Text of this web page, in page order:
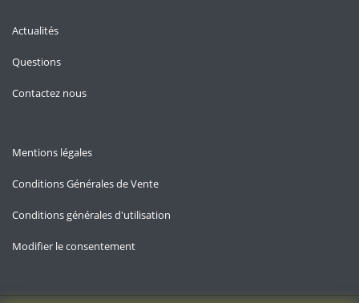
Actualités
Questions
Contactez nous
Mentions légales
Conditions Générales de Vente
Conditions générales d'utilisation
Modifier le consentement